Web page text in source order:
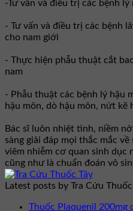
-Tư vấn và điều trị các bệnh lý
- Tư vấn và điều trị các bệnh
cho nam giới
- Thực hiện phẫu thuật cắt
nam
- Phẫu thuật các bệnh lý hậu
hậu môn, dò hậu môn, nứt kẽ
Bác sĩ luôn nhiệt tình, niềm
sàng giải đáp mọi thắc mắc
viêm nhiễm cơ quan sinh dục
cũng như là chuẩn đoán vô
Latest posts by Tra Cứu
Thuốc Plaquenil 200mg